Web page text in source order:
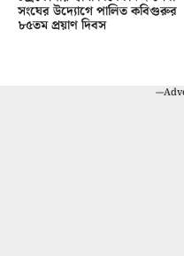
সংঘের উদ্যোগে পালিত কবিগুরুর
৮৫তম প্রয়াণ দিবস
---